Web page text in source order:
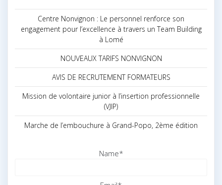
Centre Nonvignon : Le personnel renforce son
engagement pour l’excellence à travers un Team Building
à Lomé
NOUVEAUX TARIFS NONVIGNON
AVIS DE RECRUTEMENT FORMATEURS
Mission de volontaire junior à l’insertion professionnelle
(VJIP)
Marche de l’embouchure à Grand-Popo, 2ème édition
Name*